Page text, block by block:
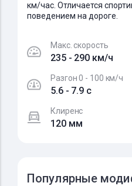
км/час. Отличается
поведением на дороге.
Макс. скорость
235 - 290 км/ч
Разгон 0 - 100 км/ч
5.6 - 7.9 c
Клиренс
120 мм
Популярные